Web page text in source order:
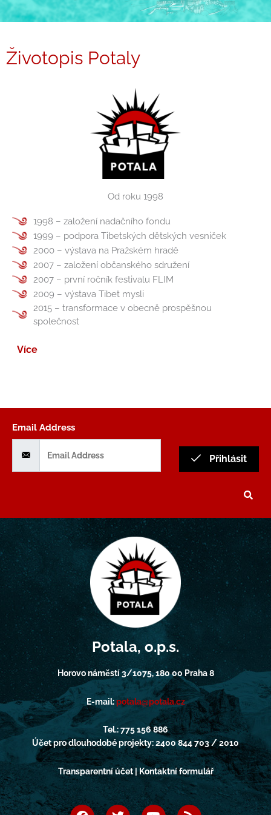
Životopis Potaly
Od roku 1998
1998 – založení nadačního fondu
1999 – podpora Tibetských dětských vesniček
2000 – výstava na Pražském hradě
2007 – založení občanského sdružení
2007 – první ročník festivalu FLIM
2009 – výstava Tibet mysli
2015 – transformace v obecně prospěšnou
společnost
Více
Email Address
Přihlásit
Potala, o.p.s.
Horovo náměstí 3/1075, 180 00 Praha 8
E-mail:potala@potala.cz
Tel.: 775 156 886
Účet pro dlouhodobé projekty: 2400 844 703 / 2010
Transparentní účet | Kontaktní formulář
F
T
Y
R